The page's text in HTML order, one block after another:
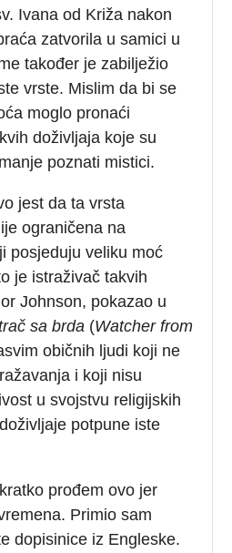
Ivana od Križa nakon
zatvorila u samici u
također je zabilježio
vrste. Mislim da bi se
moglo pronaći
doživljaja koje su
poznati mistici.
jest da ta vrsta
ograničena na
posjeduju veliku moć
je istraživač takvih
Johnson, pokazao u
sa brda (Watcher from
običnih ljudi koji ne
i koji nisu
u svojstvu religijskih
potpune iste
prođem ovo jer
Primio sam
dopisinice iz Engleske.